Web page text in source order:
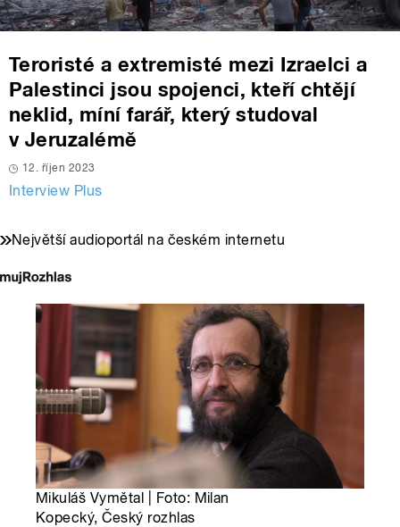
Teroristé a extremisté mezi Izraelci a
Palestinci jsou spojenci, kteří chtějí
neklid, míní farář, který studoval
v Jeruzalémě
12. říjen 2023
Interview Plus
Největší audioportál na českém internetu
Mikuláš Vymětal | Foto: Milan
Kopecký, Český rozhlas